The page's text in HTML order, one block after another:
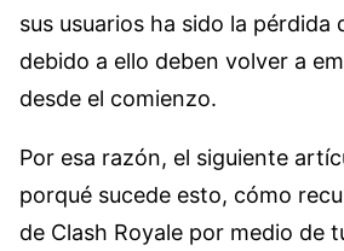
sus usuarios ha sido la pérdida
debido a ello deben volver a
desde el comienzo.
Por esa razón, el siguiente
porqué sucede esto, cómo
de Clash Royale por medio de